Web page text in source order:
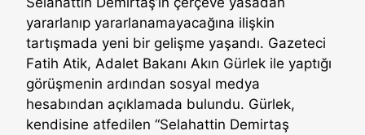
yararlanıp yararlanamayacağına ilişkin
tartışmada yeni bir gelişme yaşandı. Gazeteci
Fatih Atik, Adalet Bakanı Akın Gürlek ile yaptığı
görüşmenin ardından sosyal medya
hesabından açıklamada bulundu. Gürlek,
kendisine atfedilen “Selahattin Demirtaş